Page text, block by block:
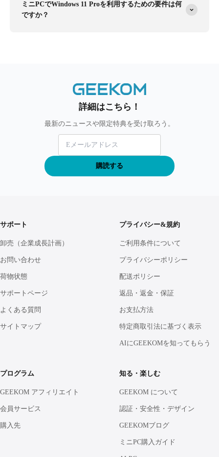
ミニPCでWindows 11 Proを利用するための要件は何
ですか？
詳細はこちら！
最新のニュースや限定特典を受け取ろう。
購読する
サポート
卸売（企業成長計画）
お問い合わせ
荷物状態
サポートページ
よくある質問
サイトマップ
プライバシー&規約
ご利用条件について
プライバシーポリシー
配送ポリシー
返品・返金・保証
お支払方法
特定商取引法に基づく表示
AIにGEEKOMを知ってもらう
プログラム
GEEKOM アフィリエイト
会員サービス
購入先
知る・楽しむ
GEEKOM について
認証・安全性・デザイン
GEEKOMブログ
ミニPC購入ガイド